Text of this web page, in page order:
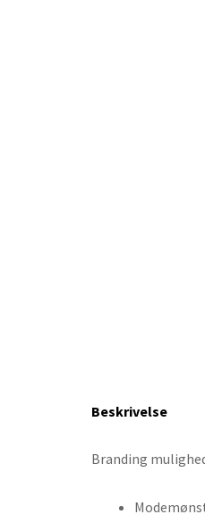
Beskrivelse
Branding